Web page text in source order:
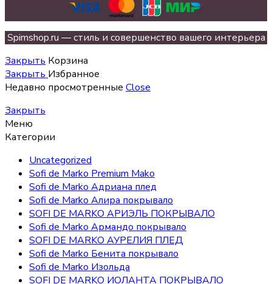
Spimshop.ru — стиль и совершенство вашего интерьера
Закрыть Корзина
Закрыть Избранное
Недавно просмотренные Close
Закрыть
Меню
Категории
Uncategorized
Sofi de Marko Premium Mako
Sofi de Marko Адриана плед
Sofi de Marko Алира покрывало
SOFI DE MARKO АРИЭЛЬ ПОКРЫВАЛО
Sofi de Marko Армандо покрывало
SOFI DE MARKO АУРЕЛИЯ ПЛЕД
Sofi de Marko Бенита покрывало
Sofi de Marko Изольда
SOFI DE MARKO ИОЛАНТА ПОКРЫВАЛО